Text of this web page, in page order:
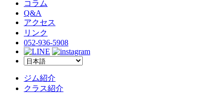
コラム
Q&A
アクセス
リンク
052-936-5908
ジム紹介
クラス紹介